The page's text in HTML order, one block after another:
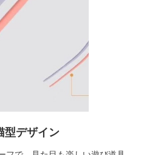
型デザイン